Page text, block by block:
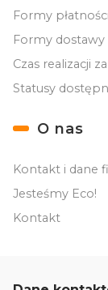
Formy płatności
Formy dostawy
Czas realizacji
Statusy
O nas
Kontakt i dane
Jesteśmy Eco!
Kontakt